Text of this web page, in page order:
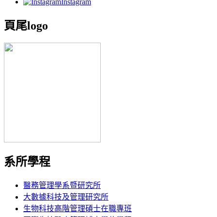
Instagram
頁尾logo
系所學程
醫務管理學系暨研究所
大數據科技及管理研究所
生物科技高階管理碩士在職專班